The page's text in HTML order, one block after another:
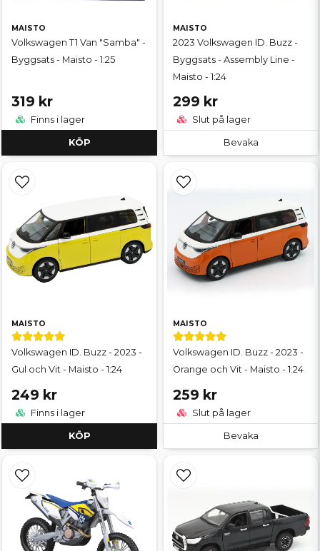
MAISTO
Volkswagen T1 Van "Samba" -
Byggsats - Maisto - 1:25
319 kr
Finns i lager
KÖP
MAISTO
2023 Volkswagen ID. Buzz -
Byggsats - Assembly Line -
Maisto - 1:24
299 kr
Slut på lager
Bevaka
MAISTO
Volkswagen ID. Buzz - 2023 -
Gul och Vit - Maisto - 1:24
249 kr
Finns i lager
KÖP
MAISTO
Volkswagen ID. Buzz - 2023 -
Orange och Vit - Maisto - 1:24
259 kr
Slut på lager
Bevaka